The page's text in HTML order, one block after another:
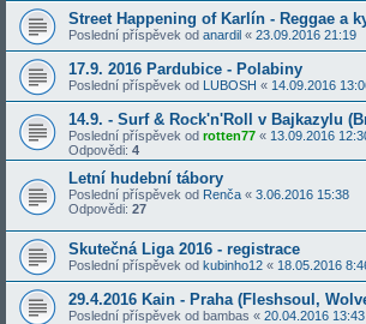
Street Happening of Karlín - Reggae a
Poslední příspěvek od anardil « 23.09.2016 21:19
17.9. 2016 Pardubice - Polabiny
Poslední příspěvek od LUBOSH « 14.09.2016
14.9. - Surf & Rock'n'Roll v Bajkazylu
Poslední příspěvek od rotten77 « 13.09.2016
Odpovědi: 4
Letní hudební tábory
Poslední příspěvek od Renča « 3.06.2016 15:38
Odpovědi: 27
Skutečná Liga 2016 - registrace
Poslední příspěvek od kubinho12 « 18.05.2016
29.4.2016 Kain - Praha (Fleshsoul,
Poslední příspěvek od bambas « 20.04.2016 13:43